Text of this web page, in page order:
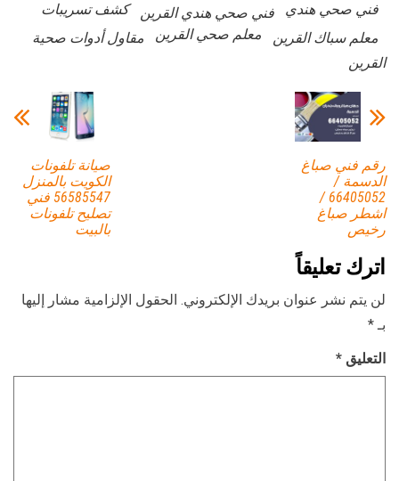
فني صحي هندي
فني صحي هندي القرين
كشف تسريبات
معلم سباك القرين
معلم صحي القرين
مقاول أدوات صحية
القرين
صيانة تلفونات
الكويت بالمنزل
56585547 فني
تصليح تلفونات
بالبيت
رقم فني صباغ
الدسمة /
66405052 /
اشطر صباغ
رخيص
اترك تعليقاً
لن يتم نشر عنوان بريدك الإلكتروني. الحقول الإلزامية مشار إليها
بـ*
التعليق *